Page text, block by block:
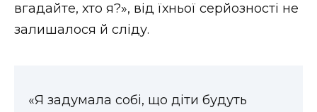
вгадайте, хто я?», від їхньої серйозності не
залишалося й сліду.
«Я задумала собі, що діти будуть